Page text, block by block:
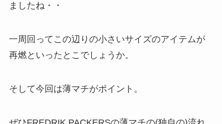
ましたね・・
一周回ってこの辺りの小さいサイズのアイテムが
再燃といったとこでしょうか。
そして今回は薄マチがポイント。